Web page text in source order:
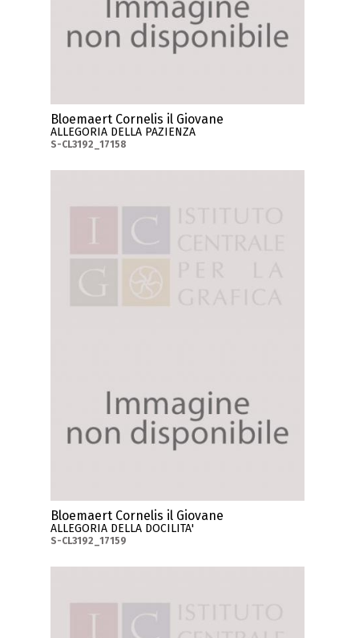
Bloemaert Cornelis il Giovane
ALLEGORIA DELLA PAZIENZA
S-CL3192_17158
Bloemaert Cornelis il Giovane
ALLEGORIA DELLA DOCILITA'
S-CL3192_17159